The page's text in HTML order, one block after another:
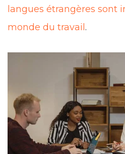
langues étrangères sont
monde du travail .